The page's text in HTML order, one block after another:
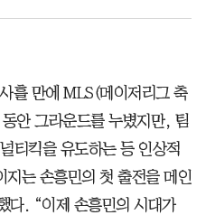
흘 만에 MLS(메이저리그 축
안 그라운드를 누볐지만, 팀
티킥을 유도하는 등 인상적
는 손흥민의 첫 출전을 메인
다. “이제 손흥민의 시대가